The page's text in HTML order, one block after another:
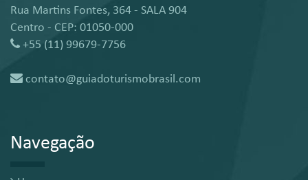
Rua Martins Fontes, 364 - SALA 904
Centro - CEP: 01050-000
+55 (11) 99679-7756
contato@guiadoturismobrasil.com
Navegação